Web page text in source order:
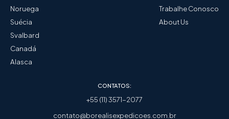
Noruega
Suécia
Svalbard
Canadá
Alasca
Trabalhe Conosco
About Us
CONTATOS:
+55 (11) 3571-2077
contato@borealisexpedicoes.com.br